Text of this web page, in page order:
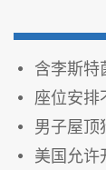
含李斯特
座位安排
男子屋顶
美国允许